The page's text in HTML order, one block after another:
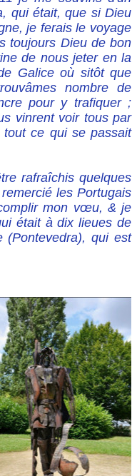
qui était, que si Dieu
je ferais le voyage
toujours Dieu de bon
de nous jeter en la
Galice où sitôt que
nombre de
pour y trafiquer ;
vinrent voir tous par
ce qui se passait
rafraîchis quelques
les Portugais
mon vœu, & je
était à dix lieues de
qui est